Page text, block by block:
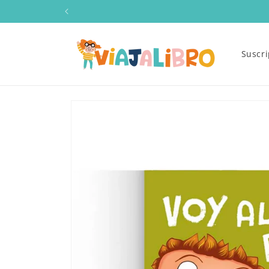
directamente
al contenido